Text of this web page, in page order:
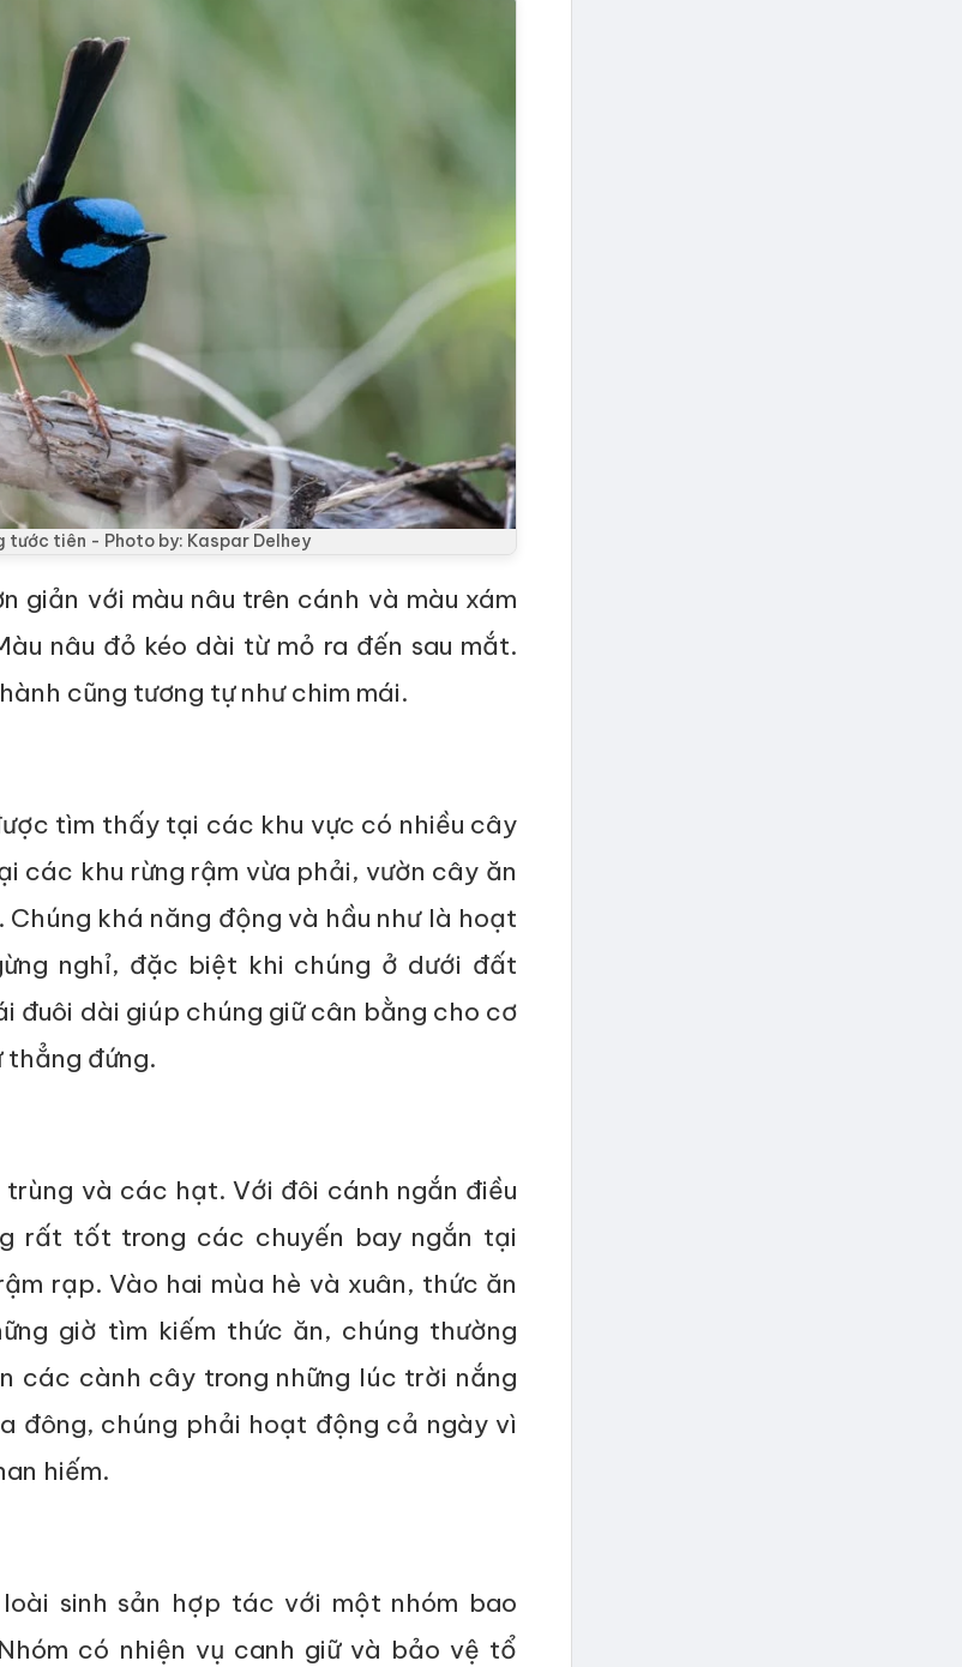
tước tiên - Photo by: Kaspar Delhey
giản với màu nâu trên cánh và màu xám
nâu đỏ kéo dài từ mỏ ra đến sau mắt.
cũng tương tự như chim mái.
tìm thấy tại các khu vực có nhiều cây
các khu rừng rậm vừa phải, vườn cây ăn
khá năng động và hầu như là hoạt
nghỉ, đặc biệt khi chúng ở dưới đất
đuôi dài giúp chúng giữ cân bằng cho cơ
đứng.
và các hạt. Với đôi cánh ngắn điều
rất tốt trong các chuyến bay ngắn tại
rạp. Vào hai mùa hè và xuân, thức ăn
giờ tìm kiếm thức ăn, chúng thường
các cành cây trong những lúc trời nắng
đông, chúng phải hoạt động cả ngày vì
hiếm.
sinh sản hợp tác với một nhóm bao
có nhiện vụ canh giữ và bảo vệ tổ